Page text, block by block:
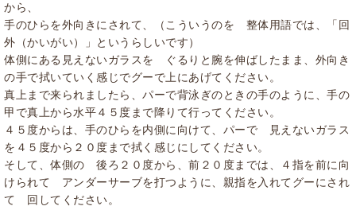
から、
手のひらを外向きにされて、（こういうのを 整体用語では、「回
外（かいがい）」というらしいです）
体側にある見えないガラスを ぐるりと腕を伸ばしたまま、外向き
の手で拭いていく感じでグーで上にあげてください。
真上まで来られましたら、パーで背泳ぎのときの手のように、手の
甲で真上から水平４５度まで降りて行ってください。
４５度からは、手のひらを内側に向けて、パーで 見えないガラス
を４５度から２０度まで拭く感じにしてください。
そして、体側の 後ろ２０度から、前２０度までは、４指を前に向
けられて アンダーサーブを打つように、親指を入れてグーにされ
て 回してください。